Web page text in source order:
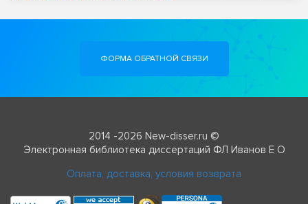
ФОРМА ОБРАТНОЙ СВЯЗИ
2014 -2026 New-disser.ru ©
Электронная библиотека диссертаций ФЛ Иванов Е О
Оплата, доставка, условия возврата